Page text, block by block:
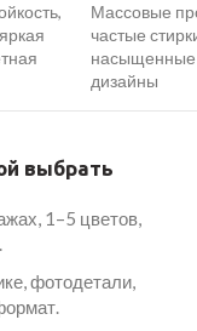
Массовые
частые
насыщенные
дизайны
выбрать
1–5 цветов,
фотодетали,